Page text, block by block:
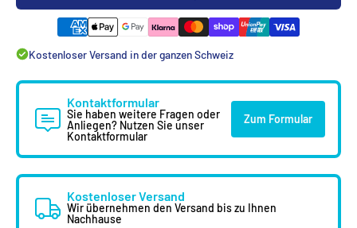
Kostenloser Versand in der ganzen Schweiz
Kontaktformular
Sie haben weitere Fragen oder
Anliegen? Nutzen Sie unser
Kontaktformular
Zum Formular
Kostenloser Versand
Wir übernehmen den Versand bis zu Ihnen
Nachhause